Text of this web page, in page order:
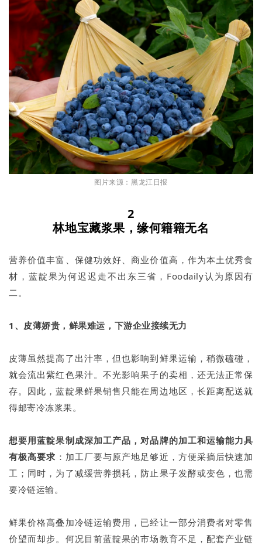
图片来源：黑龙江日报
2
林地宝藏浆果，缘何籍籍无名
营养价值丰富、保健功效好、商业价值高，作为本土优秀食
材，蓝靛果为何迟迟走不出东三省，Foodaily认为原因有
二。
1、皮薄娇贵，鲜果难运，下游企业接续无力
皮薄虽然提高了出汁率，但也影响到鲜果运输，稍微磕碰，
就会流出紫红色果汁。不光影响果子的卖相，还无法正常保
存。因此，蓝靛果鲜果销售只能在周边地区，长距离配送就
得邮寄冷冻浆果。
想要用蓝靛果制成深加工产品，对品牌的加工和运输能力具
有极高要求 ：加工厂要与原产地足够近，方便采摘后快速加
工；同时，为了减缓营养损耗，防止果子发酵或变色，也需
要冷链运输。
鲜果价格高叠加冷链运输费用，已经让一部分消费者对零售
价望而却步。何况目前蓝靛果的市场教育不足，配套产业链